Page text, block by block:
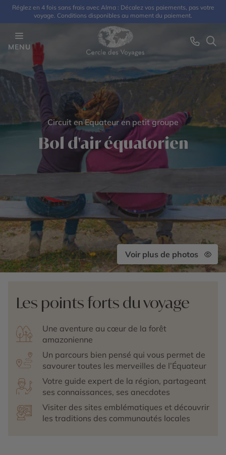
Réglez en 4 fois sans frais avec Alma : Décalez vos paiements, pas votre
voyage. Conditions disponibles au moment du paiement.
MENU
Circuit en Equateur en petit groupe
Bol d'air équatorien
Voir plus de photos
Les points forts du voyage
Une aventure au cœur de la forêt
amazonienne
Un parcours bien pensé qui vous permet de
savourer toutes les merveilles de l’Équateur
Votre guide expert de la région, partageant
ses connaissances, ses anecdotes
Visiter des sites emblématiques et découvrir
les traditions des communautés locales